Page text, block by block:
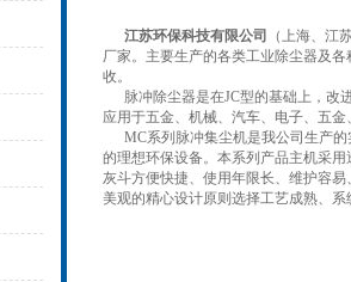
江苏环保科技有限公司
（上海、江
厂家。主要生产的各类工业除尘器及
收。
脉冲除尘器是在JC型的基础上，改
应用于五金、机械、汽车、电子、五金
MC系列脉冲集尘机是我公司生产
的理想环保设备。 本系列产品主机采
灰斗方便快捷、使用年限长、维护容
美观的精心设计原则选择工艺成熟、